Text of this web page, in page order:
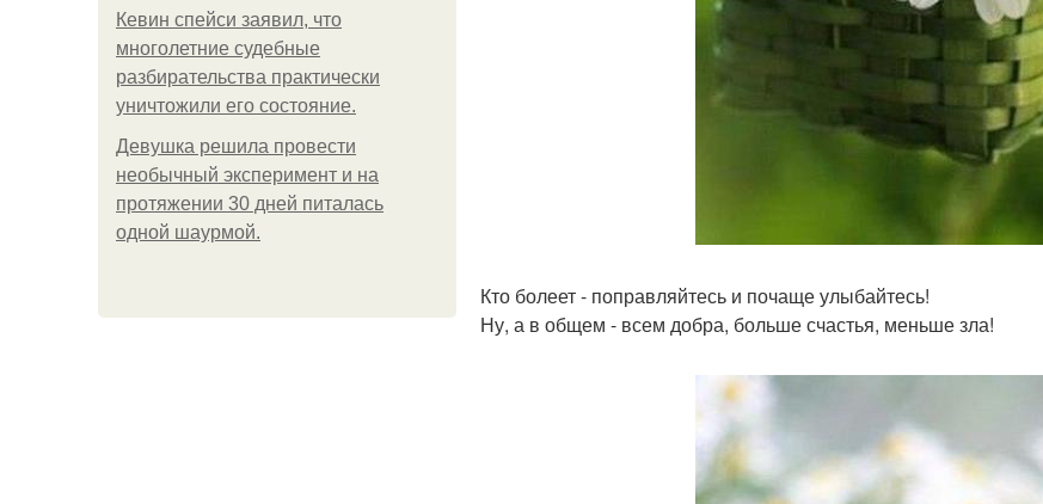
Кевин спейси заявил, что
многолетние судебные
разбирательства практически
уничтожили его состояние.
Девушка решила провести
необычный эксперимент и на
протяжении 30 дней питалась
одной шаурмой.
Кто болеет - поправляйтесь и почаще улыбайтесь!
Ну, а в общем - всем добра, больше счастья, меньше зла!